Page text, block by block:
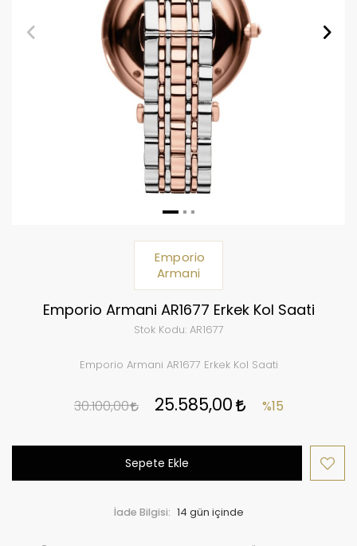
Emporio
Armani
Emporio Armani AR1677 Erkek Kol Saati
Stok Kodu:AR1677
Emporio Armani AR1677 Erkek Kol Saati
30.100,00 25.585,00 %15
Sepete Ekle
İade Bilgisi: